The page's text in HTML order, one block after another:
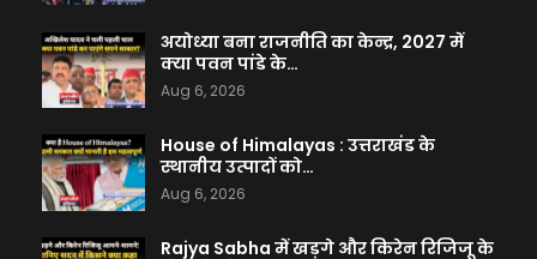
अयोध्या बना राजनीति का केन्द्र, 2027 में
क्या पवन पांडे के…
Aug 6, 2026
House of Himalayas : उत्तराखंड के
स्थानीय उत्पादों को…
Aug 6, 2026
Rajya Sabha में खड़गे और किरेन रिजिजू के